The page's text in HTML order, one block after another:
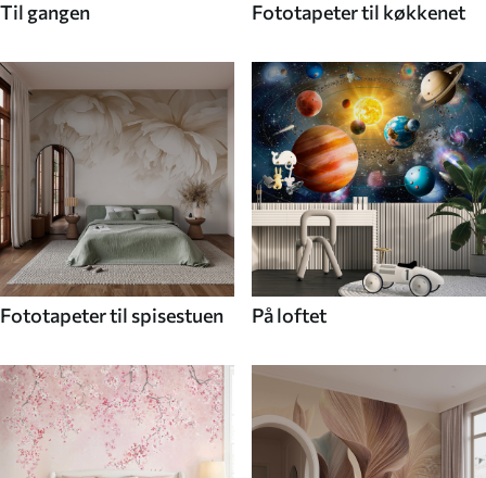
Til gangen Fototapeter til køkkenet
Fototapeter til spisestuen På loftet